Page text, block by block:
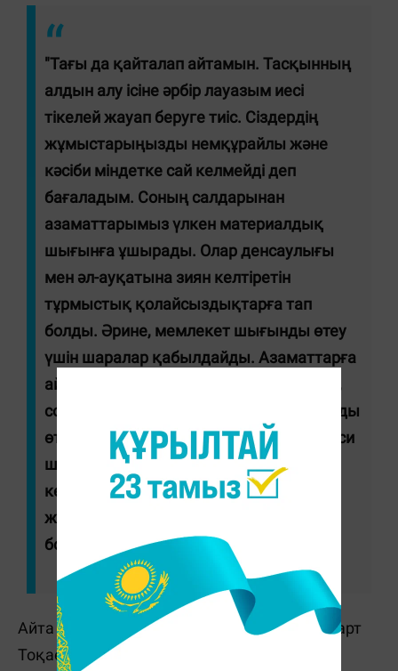
"Тағы да қайталап айтамын. Тасқынның
алдын алу ісіне әрбір лауазым иесі
тікелей жауап беруге тиіс. Сіздердің
жұмыстарыңызды немқұрайлы және
кәсіби міндетке сай келмейді деп
бағаладым. Соның салдарынан
азаматтарымыз үлкен материалдық
шығынға ұшырады. Олар денсаулығы
мен әл-ауқатына зиян келтіретін
тұрмыстық қолайсыздықтарға тап
болды. Әрине, мемлекет шығынды өтеу
үшін шаралар қабылдайды. Азаматтарға
айтарым, алаңдамаңыздар. Мемлекет,
сондай-ақ, кәсіпкерлер барлық шығынды
өтеп береді. Бірақ қаржылық және саяси
шығындар орасан зор. Оны да ескеру
керек. Сондықтан Үкіметке жүктелер
жұмыс көп. Қысқасы, талап қатаң
болады", - деді Президент.
Айта кетейік, бүгін Президент Қасым-Жомарт
Тоқаевтың төрағалығымен су тасқынына